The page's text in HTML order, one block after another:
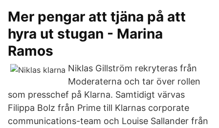
Mer pengar att tjäna på att
hyra ut stugan - Marina
Ramos
Niklas Gillström rekryteras från
Moderaterna och tar över rollen
som presschef på Klarna. Samtidigt värvas
Filippa Bolz från Prime till Klarnas corporate
communications-team och Louise Sallander från